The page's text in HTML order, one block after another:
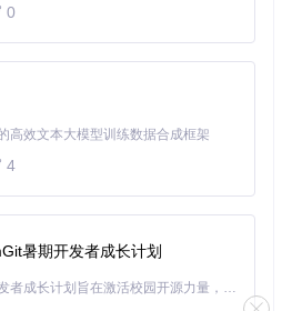
个简单的示例来验证安装是否成
到输出 "Hello, World!"。
践
性能的特点，非常适合嵌入式系统
0
高效文本大模型训练数据合成框架
4
暑期开发者成长计划
「源启盛夏」暑期校园开发者成长计划旨在激活校园开源力量，通过积分激励、认证扶持、资源倾斜等形式，引导高校组织和开发者完成「入驻 — 建项目 — 做贡献 — 获认证 — 得资源」的完整闭环。无论你是想带领社团入驻平台的组织者，还是希望用代码贡献证明自己的开发者，都能在这里找到属于你的成长路径。